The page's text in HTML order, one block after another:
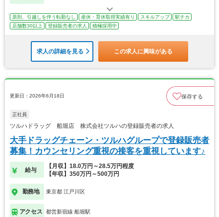
原則、引越しを伴う転勤なし 産休・育休取得実績有り スキルアップ
駅チカ
店舗数30以上
登録販売者の求人 積極採用中
求人の詳細を見る この求人に興味がある
更新日：2026年6月18日 保存する
正社員
ツルハドラッグ 船堀店 株式会社ツルハの登録販売者の求人
大手ドラッグチェーン・ツルハグループで登録販売者
募集！カウンセリング重視の接客を重視しています♪
給与
【月収】18.0万円～28.5万円程度
【年収】350万円～500万円
勤務地 東京都 江戸川区
アクセス 都営新宿線 船堀駅